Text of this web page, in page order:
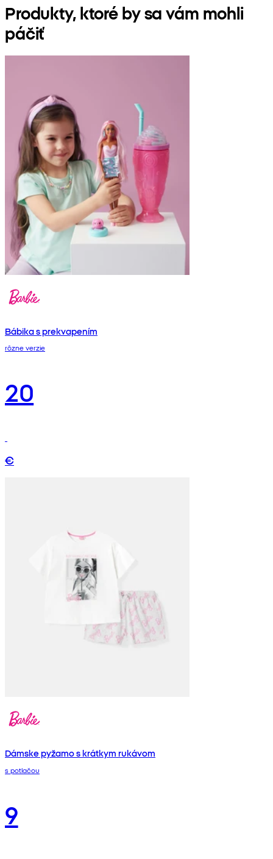
Produkty, ktoré by sa vám mohli
páčiť
Bábika s prekvapením
rôzne verzie
20
€
Dámske pyžamo s krátkym rukávom
s potlačou
9